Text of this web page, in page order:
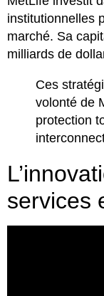
institutionnelles
marché. Sa
milliards de
Ces
volonté de
protection
services